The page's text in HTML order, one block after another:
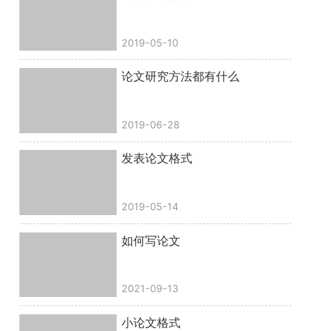
2019-05-10
论文研究方法都有什么
2019-06-28
发表论文格式
2019-05-14
如何写论文
2021-09-13
小论文格式